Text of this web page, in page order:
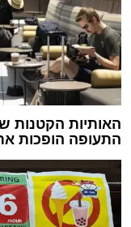
האותיות הקטנות
התעופה הופכות